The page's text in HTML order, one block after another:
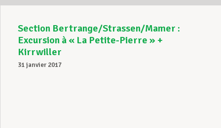
Section Bertrange/Strassen/Mamer :
Excursion à « La Petite-Pierre » +
Kirrwiller
31 janvier 2017